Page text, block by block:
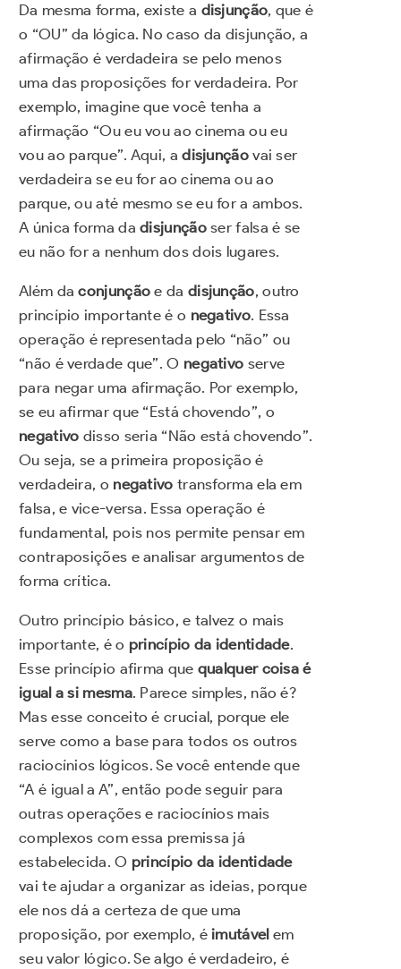
Da mesma forma, existe a disjunção, que é
o “OU” da lógica. No caso da disjunção, a
afirmação é verdadeira se pelo menos
uma das proposições for verdadeira. Por
exemplo, imagine que você tenha a
afirmação “Ou eu vou ao cinema ou eu
vou ao parque”. Aqui, adisjunçãovai ser
verdadeira se eu for ao cinema ou ao
parque, ou até mesmo se eu for a ambos.
A única forma dadisjunçãoser falsa é se
eu não for a nenhum dos dois lugares.
Além daconjunção e da disjunção, outro
princípio importante é o negativo. Essa
operação é representada pelo “não” ou
“não é verdade que”. O negativo serve
para negar uma afirmação. Por exemplo,
se eu afirmar que “Está chovendo”, o
negativo disso seria “Não está chovendo”.
Ou seja, se a primeira proposição é
verdadeira, o negativo transforma ela em
falsa, e vice-versa. Essa operação é
fundamental, pois nos permite pensar em
contraposições e analisar argumentos de
forma crítica.
Outro princípio básico, e talvez o mais
importante, é o princípio da identidade.
Esse princípio afirma que qualquer coisa é
igual a si mesma. Parece simples, não é?
Mas esse conceito é crucial, porque ele
serve como a base para todos os outros
raciocínios lógicos. Se você entende que
“A é igual a A”, então pode seguir para
outras operações e raciocínios mais
complexos com essa premissa já
estabelecida. O princípio da identidade
vai te ajudar a organizar as ideias, porque
ele nos dá a certeza de que uma
proposição, por exemplo, éimutável em
seu valor lógico. Se algo é verdadeiro, é